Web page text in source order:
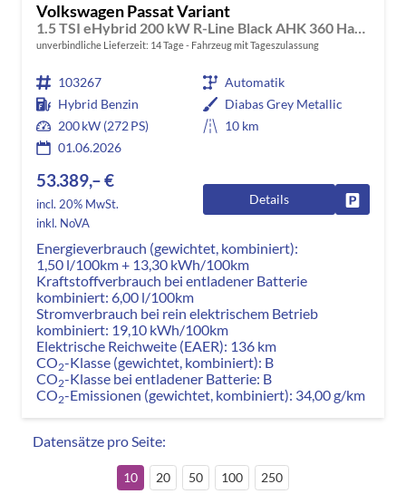
Volkswagen Passat Variant
1.5 TSI eHybrid 200 kW R-Line Black AHK 360 Harmann
unverbindliche Lieferzeit: 14 Tage Fahrzeug mit Tageszulassung
103267
Automatik
Hybrid Benzin
Diabas Grey Metallic
200 kW (272 PS)
10 km
01.06.2026
53.389,– €
incl. 20% MwSt.
inkl. NoVA
Details
Energieverbrauch (gewichtet, kombiniert):
1,50 l/100km + 13,30 kWh/100km
Kraftstoffverbrauch bei entladener Batterie
kombiniert: 6,00 l/100km
Stromverbrauch bei rein elektrischem Betrieb
kombiniert: 19,10 kWh/100km
Elektrische Reichweite (EAER): 136 km
CO2-Klasse (gewichtet, kombiniert): B
CO2-Klasse bei entladener Batterie: B
CO2-Emissionen (gewichtet, kombiniert): 34,00 g/km
Datensätze pro Seite:
10 20 50 100 250